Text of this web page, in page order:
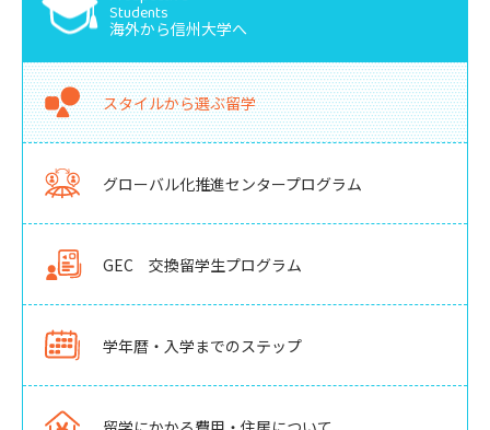
Students
海外から信州大学へ
スタイルから選ぶ留学
グローバル化推進センタープログラム
GEC 交換留学生プログラム
学年暦・入学までのステップ